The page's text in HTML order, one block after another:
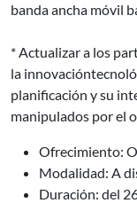
banda ancha móvil
* Actualizar a los
la
planificación y su
manipulados por el
Ofrecimiento:
Modalidad: A
Duración: del